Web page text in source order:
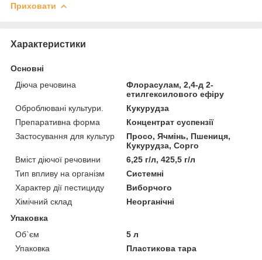
Приховати
Характеристики
Основні
Діюча речовина
Флорасулам, 2,4-д 2-
етилгексилового ефіру
Оброблювані культури.
Кукурудза
Препаративна форма
Концентрат суспензії
Застосування для культур
Просо, Ячмінь, Пшениця,
Кукурудза, Сорго
Вміст діючої речовини
6,25 г/л, 425,5 г/л
Тип впливу на організм
Системні
Характер дії пестициду
Виборчого
Хімічний склад
Неорганічні
Упаковка
Об`єм
5 л
Упаковка
Пластикова тара